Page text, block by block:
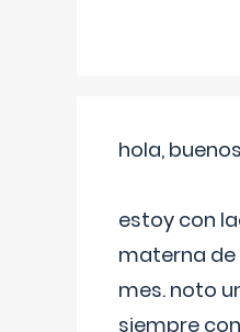
hola,
estoy con
materna de
mes. noto
siempre